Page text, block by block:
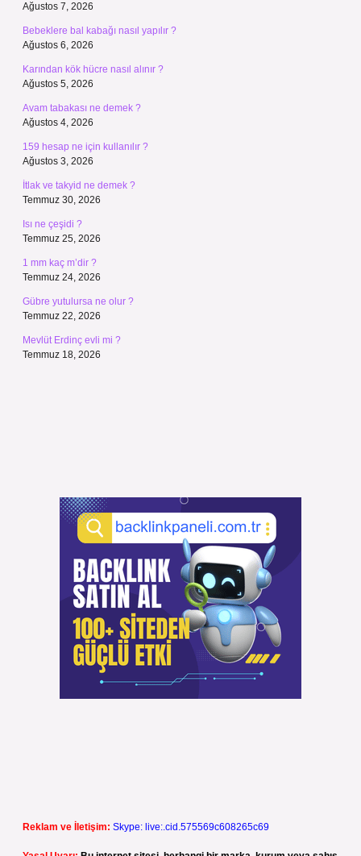
Ağustos 7, 2026
Bebeklere bal kabağı nasıl yapılır ?
Ağustos 6, 2026
Karından kök hücre nasıl alınır ?
Ağustos 5, 2026
Avam tabakası ne demek ?
Ağustos 4, 2026
159 hesap ne için kullanılır ?
Ağustos 3, 2026
İtlak ve takyid ne demek ?
Temmuz 30, 2026
Isı ne çeşidi ?
Temmuz 25, 2026
1 mm kaç m’dir ?
Temmuz 24, 2026
Gübre yutulursa ne olur ?
Temmuz 22, 2026
Mevlüt Erdinç evli mi ?
Temmuz 18, 2026
Reklam ve İletişim: Skype: live:.cid.575569c608265c69